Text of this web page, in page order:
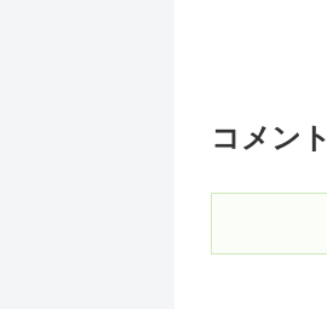
コメント